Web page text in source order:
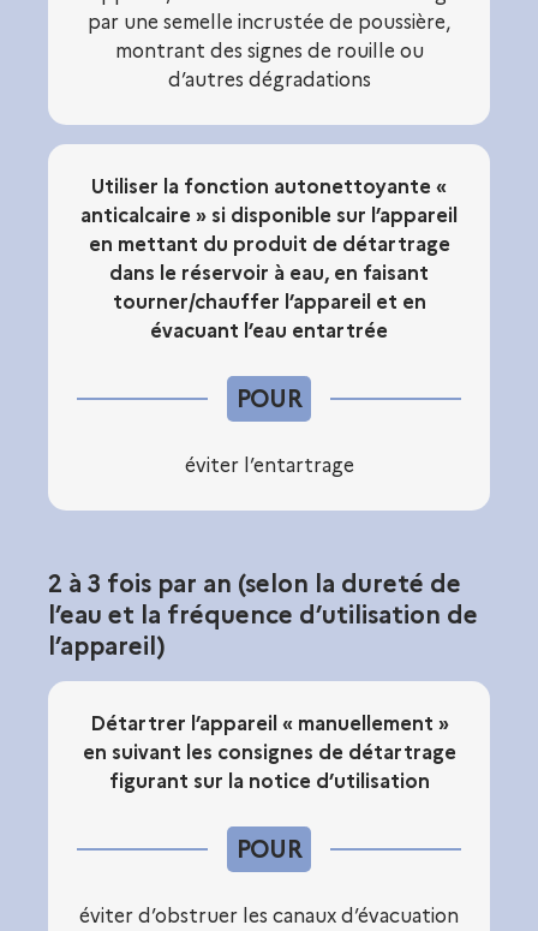
par une semelle incrustée de poussière,
montrant des signes de rouille ou
d’autres dégradations
Utiliser la fonction autonettoyante «
anticalcaire » si disponible sur l’appareil
en mettant du produit de détartrage
dans le réservoir à eau, en faisant
tourner/chauffer l’appareil et en
évacuant l’eau entartrée
POUR
éviter l’entartrage
2 à 3 fois par an (selon la dureté de
l’eau et la fréquence d’utilisation de
l’appareil)
Détartrer l’appareil « manuellement »
en suivant les consignes de détartrage
figurant sur la notice d’utilisation
POUR
éviter d’obstruer les canaux d’évacuation